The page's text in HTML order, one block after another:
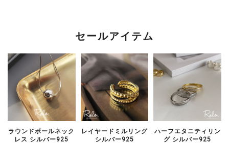
ん。 大切な方とのペアとしてお選びい
まいましたことを心よりお詫び申し上げ
ます。 状態を確認のうえ対応をご案内
いたしますので、恐れ入りますがショッ
プのお問い合わせよりご連絡いただけま
すと幸いです。
セールアイテム
ラウンドボールネック
レス シルバー925
レイヤードミルリング
シルバー925
ハーフエタニティリン
グ シルバー925